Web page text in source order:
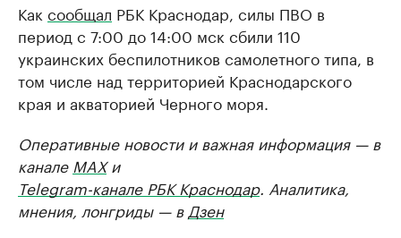
Как сообщал РБК Краснодар, силы ПВО в
период с 7:00 до 14:00 мск сбили 110
украинских беспилотников самолетного типа, в
том числе над территорией Краснодарского
края и акваторией Черного моря.
Оперативные новости и важная информация — в
канале MAXи
Telegram-канале РБК Краснодар. Аналитика,
мнения, лонгриды — в Дзен